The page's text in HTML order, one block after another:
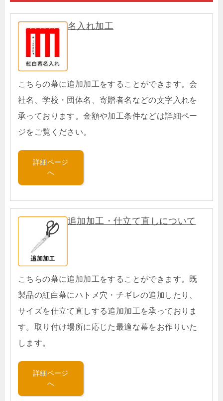
名入れ加工
こちらの幕に追加加工をすることができます。会
社名、学校・団体名、寄贈者名などの文字入れを
承っております。金額や加工条件などは詳細ペー
ジをご覧ください。
詳細ページ
へ
追加加工・仕立て直しについて
こちらの幕に追加加工をすることができます。既
製品の紅白幕にハトメ穴・チギレの追加したり、
サイズを仕立て直しする追加加工を承っておりま
す。取り付け場所に応じた最適な幕をお作りいた
します。
詳細ページ
へ